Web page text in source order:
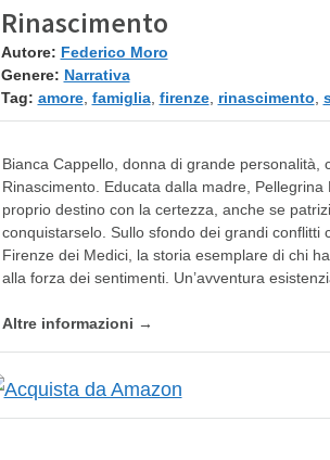
Rinascimento
Autore: Federico Moro
Genere: Narrativa
Tag: amore, famiglia, firenze, rinascimento
Bianca Cappello, donna di grande personalità,
Rinascimento. Educata dalla madre,
proprio destino con la certezza, anche se
conquistarselo. Sullo sfondo dei grandi conflitti
Firenze dei Medici, la storia esemplare di chi
alla forza dei sentimenti. Un’avventura
Altre informazioni →